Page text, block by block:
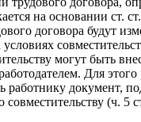
на основании ст.
договора будут
условиях
могут быть
Для этого
работнику документ,
совместительству (ч. 5